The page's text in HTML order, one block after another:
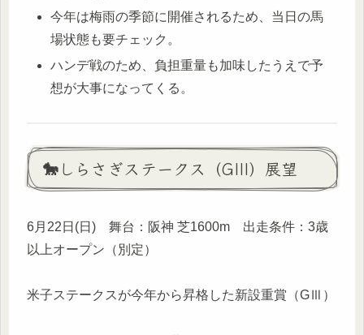
今年は梅雨の季節に開催されるため、当日の馬
場状態も要チェック。
ハンデ戦のため、負担重量も加味したうえで予
想が大事になってくる。
🐎しらさぎステークス（GIII）展望
6月22日(日) 舞台：阪神 芝1600m 出走条件：3歳
以上オープン（別定）
米子ステークスが今年から昇格した新設重賞（GⅢ）